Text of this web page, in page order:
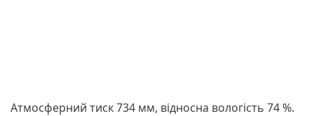
Атмосферний тиск 734 мм, відносна вологість 74 %.